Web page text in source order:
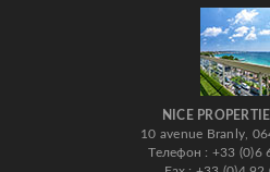
NICE
10 avenue Branly,
Телефон : +33 (0)6